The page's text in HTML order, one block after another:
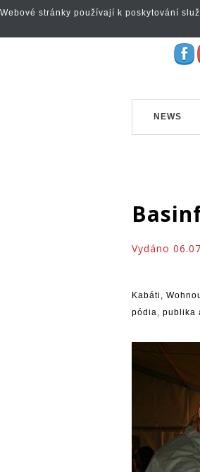
NEWS
Vydáno
Kabáti,
pódia, publika
Webové stránky používají k poskytování